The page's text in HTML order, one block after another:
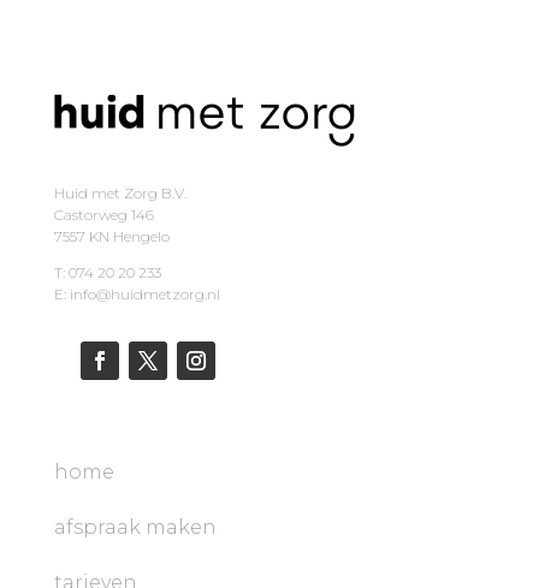
Huid met Zorg B.V.
Castorweg 146
7557 KN Hengelo
T: 074 20 20 233
E: info@huidmetzorg.nl
home
afspraak maken
tarieven